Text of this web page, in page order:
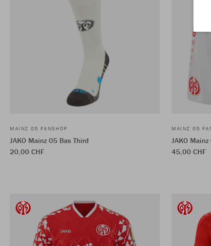
MAINZ 05 FANSHOP
JAKO Mainz 05 Bas Third
20,00 CHF
MAINZ 05
JAKO
45,00 CHF